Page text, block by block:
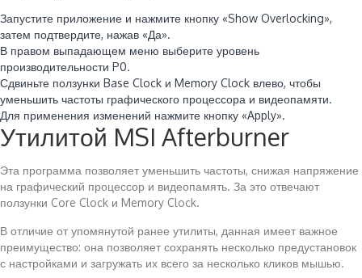
Запустите приложение и нажмите кнопку «Show Overlocking»,
затем подтвердите, нажав «Да».
В правом выпадающем меню выберите уровень
производительности P0.
Сдвиньте ползунки Base Clock и Memory Clock влево, чтобы
уменьшить частоты графического процессора и видеопамяти.
Для применения изменений нажмите кнопку «Apply».
Утилитой MSI Afterburner
Эта программа позволяет уменьшить частоты, снижая напряжение
на графический процессор и видеопамять. За это отвечают
ползунки Core Clock и Memory Clock.
В отличие от упомянутой ранее утилиты, данная имеет важное
преимущество: она позволяет сохранять несколько предустановок
с настройками и загружать их всего за несколько кликов мышью.